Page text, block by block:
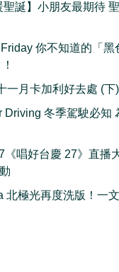
聖誕】小朋友最期待
你不知道的「黑
一月卡加利好去處 (下)
Driving 冬季駕駛必知
《唱好台慶 27》直播
北極光再度洗版！一